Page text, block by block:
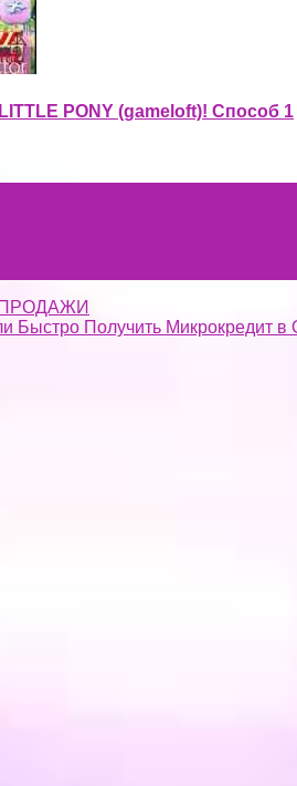
PONY (gameloft)! Способ 1
Быстро Получить Микрокредит